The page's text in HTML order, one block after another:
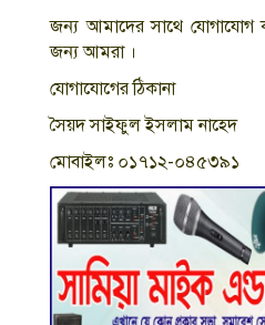
জন্য আমাদের সাথে যোগাযোগ
জন্য আমরা ।
যোগাযোগের ঠিকানা
সৈয়দ সাইফুল ইসলাম নাহেদ
মোবাইলঃ ০১৭১২-০৪৫৩৯১